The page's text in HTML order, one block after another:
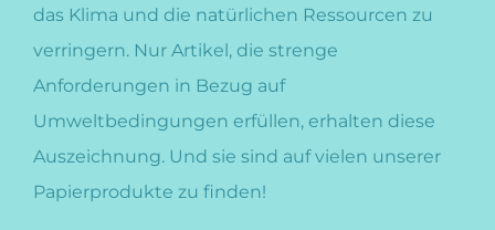
das Klima und die natürlichen Ressourcen zu
verringern. Nur Artikel, die strenge
Anforderungen in Bezug auf
Umweltbedingungen erfüllen, erhalten diese
Auszeichnung. Und sie sind auf vielen unserer
Papierprodukte zu finden!